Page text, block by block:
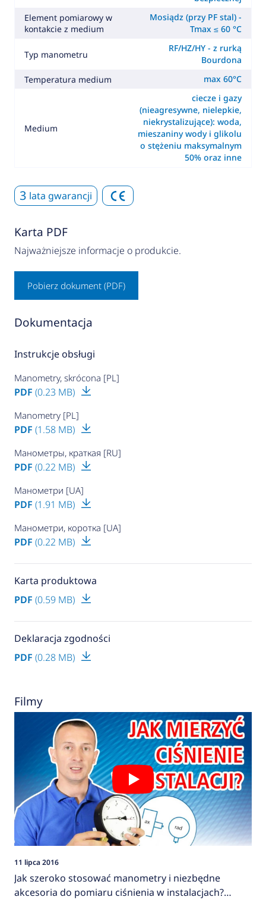
Element pomiarowy w
kontakcie z medium
Mosiądz (przy PF stal) -
Tmax ≤ 60 °C
Typ manometru
RF/HZ/HY - z rurką
Bourdona
Temperatura medium
max 60°C
Medium
ciecze i gazy
(nieagresywne, nielepkie,
niekrystalizujące): woda,
mieszaniny wody i glikolu
o stężeniu maksymalnym
50% oraz inne
3 lata gwarancji
Karta PDF
Najważniejsze informacje o produkcie.
Pobierz dokument (PDF)
Dokumentacja
Instrukcje obsługi
Manometry, skrócona [PL]
PDF (0.23 MB)
Manometry [PL]
PDF (1.58 MB)
Манометры, краткая [RU]
PDF (0.22 MB)
Манометри [UA]
PDF (1.91 MB)
Манометри, коротка [UA]
PDF (0.22 MB)
Karta produktowa
PDF (0.59 MB)
Deklaracja zgodności
PDF (0.28 MB)
Filmy
11 lipca 2016
Jak szeroko stosować manometry i niezbędne
akcesoria do pomiaru ciśnienia w instalacjach?